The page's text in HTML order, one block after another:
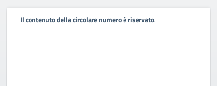
Il contenuto della circolare numero è riservato.